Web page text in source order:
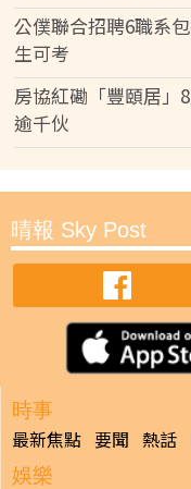
公僕聯合招聘6職系
生可考
房協紅磡「豐頤居」
逾千伙
晴報 Sky Post
時事
最新焦點 要聞 熱話
娛樂